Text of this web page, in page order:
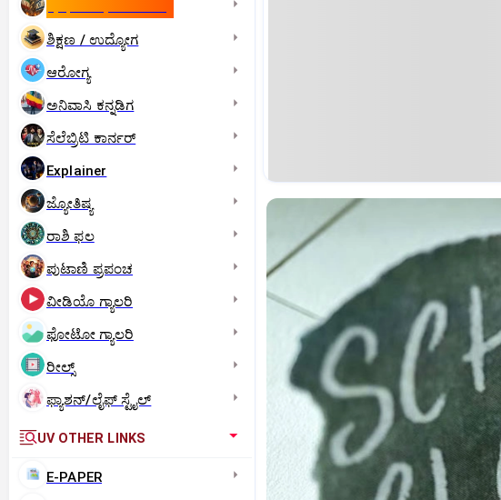
ಶಿಕ್ಷಣ / ಉದ್ಯೋಗ
ಆರೋಗ್ಯ
ಅನಿವಾಸಿ ಕನ್ನಡಿಗ
ಸೆಲೆಬ್ರಿಟಿ ಕಾರ್ನರ್‌
Explainer
ಜ್ಯೋತಿಷ್ಯ
ರಾಶಿ ಫಲ
ಪುಟಾಣಿ ಪ್ರಪಂಚ
ವೀಡಿಯೊ ಗ್ಯಾಲರಿ
ಫೋಟೋ ಗ್ಯಾಲರಿ
ರೀಲ್ಸ್
ಫ್ಯಾಶನ್/ಲೈಫ್‌ ಸ್ಟೈಲ್
UV OTHER LINKS
E-PAPER